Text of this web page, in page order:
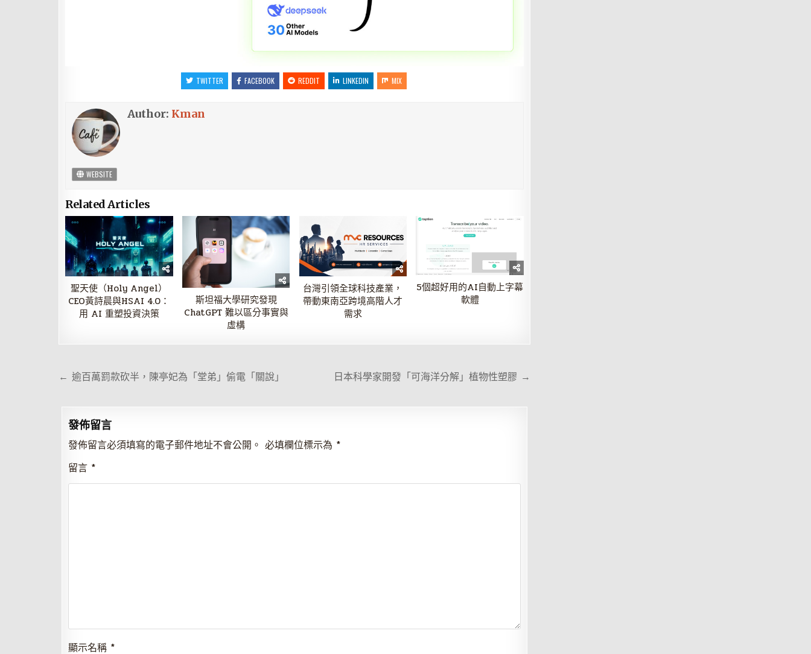
TWITTER FACEBOOK REDDIT LINKEDIN MIX
Author: Kman
WEBSITE
Related Articles
聖天使（Holy Angel）
CEO黃詩晨與HSAI 4.0：
用 AI 重塑投資決策
斯坦福大學研究發現
ChatGPT 難以區分事實與
虛構
台灣引領全球科技產業，
帶動東南亞跨境高階人才
需求
5個超好用的AI自動上字幕
軟體
文
導
覽
日本科學家開發「可海洋分解」植物性塑膠 →
← 逾百萬罰款砍半，陳亭妃為「堂弟」偷電「關說」
發佈留言
發佈留言必須填寫的電子郵件地址不會公開。 必填欄位標示為 *
留言 *
顯示名稱 *